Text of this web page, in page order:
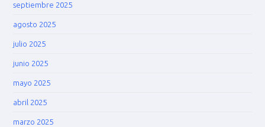
septiembre 2025
agosto 2025
julio 2025
junio 2025
mayo 2025
abril 2025
marzo 2025